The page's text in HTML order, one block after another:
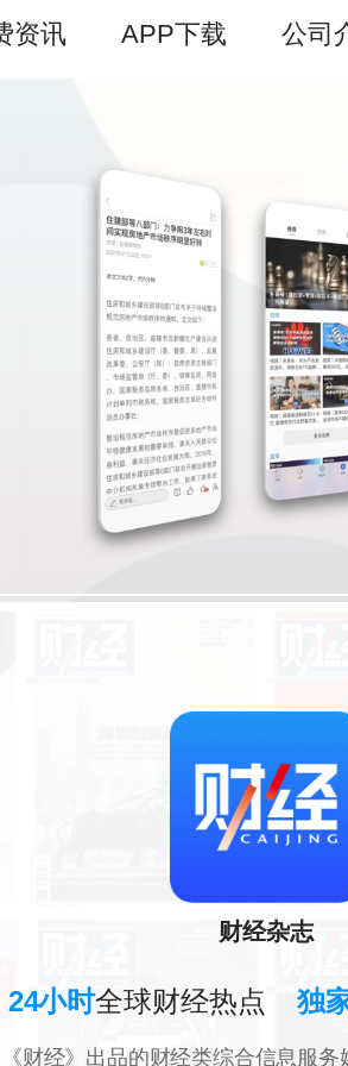
资讯 APP下载 公司
财经杂志
24小时全球财经热点 独
《财经》出品的财经类综合信息服